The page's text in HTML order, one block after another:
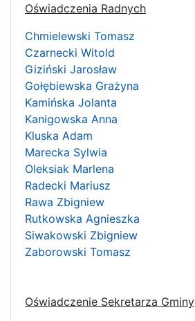
Oświadczenia Radnych
Chmielewski Tomasz
Czarnecki Witold
Giziński Jarosław
Gołębiewska Grażyna
Kamińska Jolanta
Kanigowska Anna
Kluska Adam
Marecka Sylwia
Oleksiak Marlena
Radecki Mariusz
Rawa Zbigniew
Rutkowska Agnieszka
Siwakowski Zbigniew
Zaborowski Tomasz
Oświadczenie Sekretarza Gminy